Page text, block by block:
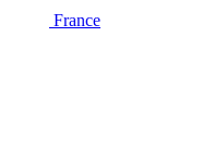
France